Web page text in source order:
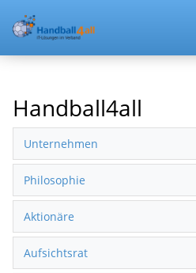
Handball4all
Unternehmen
Philosophie
Aktionäre
Aufsichtsrat